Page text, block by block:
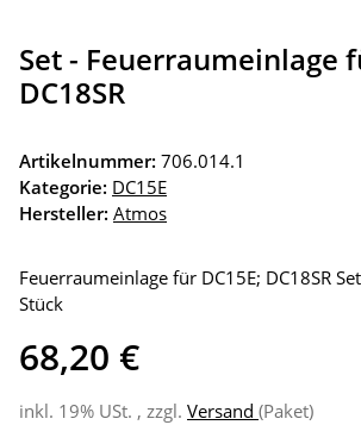
Set - Feuerraumeinlage
DC18SR
Artikelnummer: 706.014.1
Kategorie: DC15E
Hersteller: Atmos
Feuerraumeinlage für DC15E; DC18SR
Stück
68,20 €
inkl. 19% USt. , zzgl. Versand (Paket)